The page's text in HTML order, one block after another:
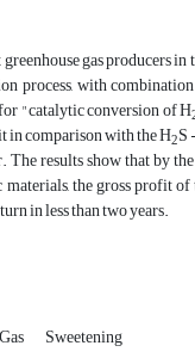
gas producers
process, with
"catalytic conversion of H
in comparison with the H2S
The results show that by
materials, the gross profit
in less than two years.
Sweetening